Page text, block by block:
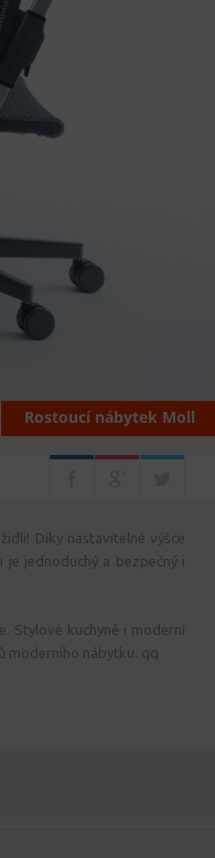
Rostoucí nábytek Moll
Díky nastavitelné výšce
jednoduchý a bezpečný i
Stylové kuchyně i moderní
moderního nábytku. qq